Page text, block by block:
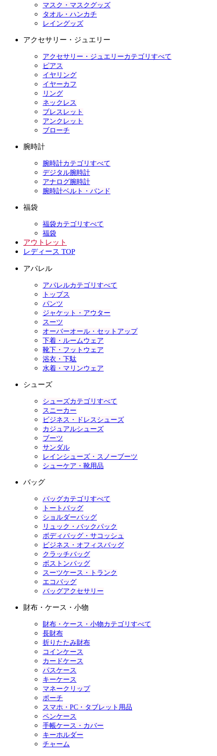
マスク・マスクグッズ
タオル・ハンカチ
レイングッズ
アクセサリー・ジュエリー
アクセサリー・ジュエリーカテゴリすべて
ピアス
イヤリング
イヤーカフ
リング
ネックレス
ブレスレット
アンクレット
ブローチ
腕時計
腕時計カテゴリすべて
デジタル腕時計
アナログ腕時計
腕時計ベルト・バンド
福袋
福袋カテゴリすべて
福袋
アウトレット
レディース TOP
アパレル
アパレルカテゴリすべて
トップス
パンツ
ジャケット・アウター
スーツ
オーバーオール・セットアップ
下着・ルームウェア
靴下・フットウェア
浴衣・下駄
水着・マリンウェア
シューズ
シューズカテゴリすべて
スニーカー
ビジネス・ドレスシューズ
カジュアルシューズ
ブーツ
サンダル
レインシューズ・スノーブーツ
シューケア・靴用品
バッグ
バッグカテゴリすべて
トートバッグ
ショルダーバッグ
リュック・バックパック
ボディバッグ・サコッシュ
ビジネス・オフィスバッグ
クラッチバッグ
ボストンバッグ
スーツケース・トランク
エコバッグ
バッグアクセサリー
財布・ケース・小物
財布・ケース・小物カテゴリすべて
長財布
折りたたみ財布
コインケース
カードケース
パスケース
キーケース
マネークリップ
ポーチ
スマホ・PC・タブレット用品
ペンケース
手帳ケース・カバー
キーホルダー
チャーム